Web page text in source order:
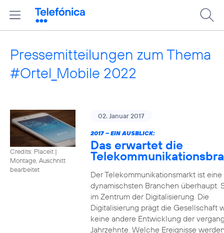
Pressemitteilungen zum Thema
#Ortel_Mobile 2022
Credits: Placeit |
Montage, Auschnitt
bearbeitet
02. Januar 2017
2017 – EIN AUSBLICK:
Das erwartet die
Der Telekommunikationsmarkt ist eine
dynamischsten Branchen überhaupt.
im Zentrum der Digitalisierung. Die
Digitalisierung prägt die Gesellschaft
keine andere Entwicklung der
Jahrzehnte. Welche Ereignisse